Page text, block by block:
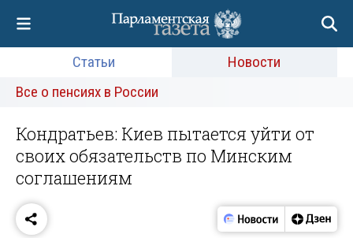
Статьи
Новости
Все о пенсиях в России
Кондратьев: Киев пытается уйти от
своих обязательств по Минским
соглашениям